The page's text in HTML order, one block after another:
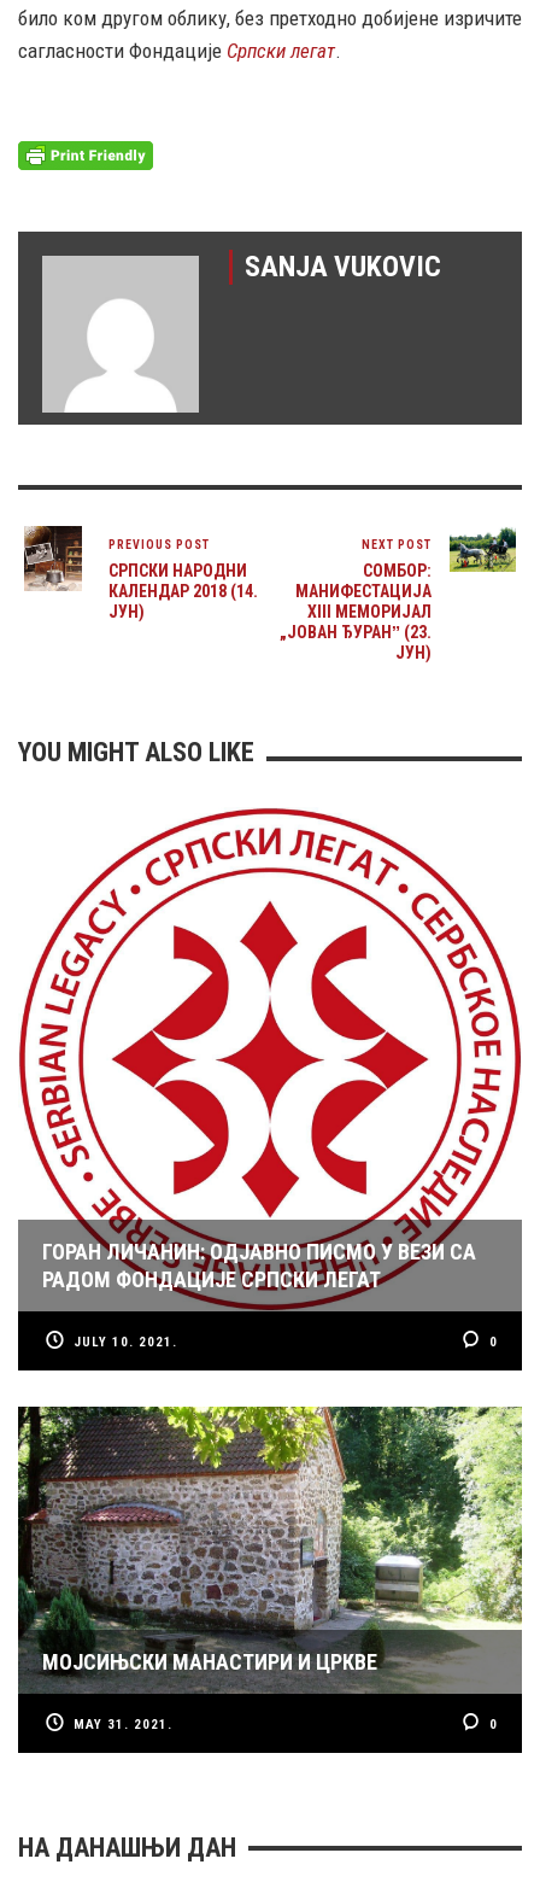
било ком другом облику, без претходно добијене изричите
сагласности Фондације Српски легат.
SANJA VUKOVIC
PREVIOUS POST
СРПСКИ НАРОДНИ
КАЛЕНДАР 2018 (14.
ЈУН)
NEXT POST
СОМБОР:
МАНИФЕСТАЦИЈА
XIII МЕМОРИЈАЛ
„ЈОВАН ЂУРАНˮ (23.
ЈУН)
YOU MIGHT ALSO LIKE
ГОРАН ЛИЧАНИН: ОДЈАВНО ПИСМО У ВЕЗИ СА
РАДОМ ФОНДАЦИЈЕ СРПСКИ ЛЕГАТ
JULY 10. 2021. 0
МОЈСИЊСКИ МАНАСТИРИ И ЦРКВЕ
MAY 31. 2021. 0
НА ДАНАШЊИ ДАН